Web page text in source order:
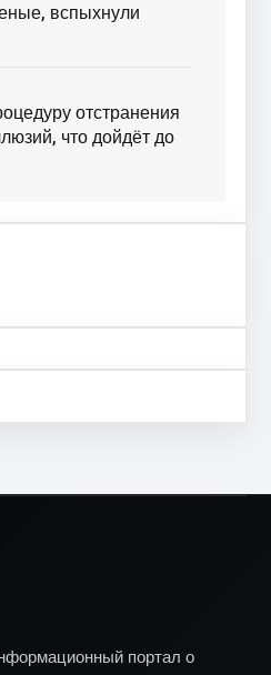
вспыхнули
отстранения
что дойдёт до
портал о